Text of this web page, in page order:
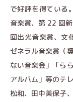
で好評を得ている
音楽賞、第 22 回
回出光音楽賞、文
ゼネラル音楽賞（
ない音楽会」「ら
アルバム」等のテ
松和、田中美保子